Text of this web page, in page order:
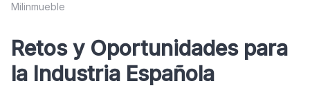
Milinmueble
Retos y Oportunidades para
la Industria Española